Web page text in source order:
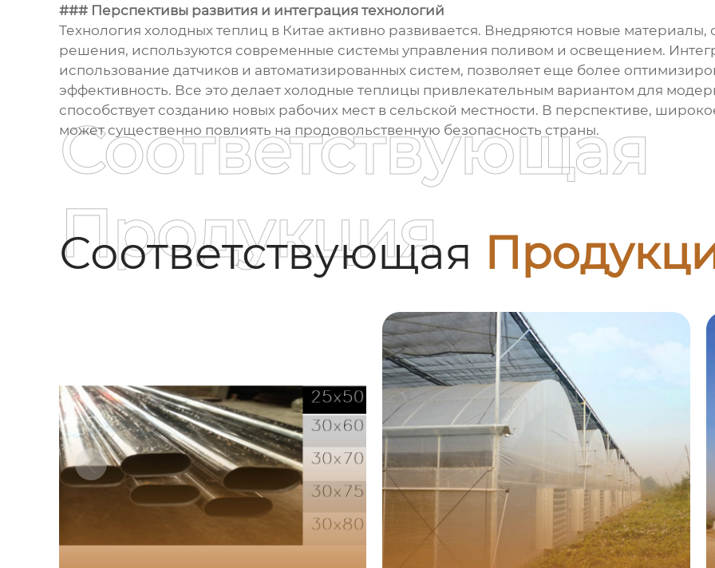
### Перспективы развития и интеграция технологий
Технология холодных теплиц в Китае активно развивается. Внедряются новые
решения, используются современные системы управления поливом и освещением.
использование датчиков и автоматизированных систем, позволяет еще более
эффективность. Все это делает холодные теплицы привлекательным вариантом для
способствует созданию новых рабочих мест в сельской местности. В перспективе,
может существенно повлиять на продовольственную безопасность страны.
Соответствующая
Соответствующая
Продукция